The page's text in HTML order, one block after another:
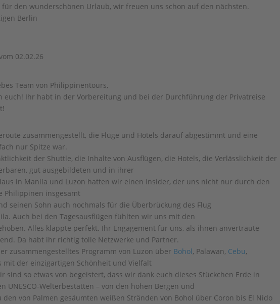
den wunderschönen Urlaub, wir freuen uns schon auf den nächsten.
Berlin
02.02.26
Team von Philippinentours,
euch! Ihr habt in der Vorbereitung und bei der Durchführung der Privatreise
zusammengestellt, die Flüge und Hotels darauf abgestimmt und eine
nur Spitze war.
der Shuttle, die Inhalte von Ausflügen, die Hotels, die Verlässlichkeit der
gut ausgebildeten und in ihrer
in Manila und Luzon hatten wir einen Insider, der uns nicht nur durch den
Philippinen insgesamt
seinen Sohn auch nochmals für die Überbrückung des Flug
Auch bei den Tagesausflügen fühlten wir uns mit den
Alles klappte perfekt. Ihr Engagement für uns, als ihnen anvertraute
Da habt ihr richtig tolle Netzwerke und Partner.
zusammengestelltes Programm von Luzon über Bohol, Palawan, Cebu,
mit der einzigartigen Schönheit und Vielfalt
sind so etwas von begeistert, dass wir dank euch dieses Stückchen Erde in
UNESCO-Welterbestätten – von den hohen Bergen und
von Palmen gesäumten weißen Stränden von Bohol über Coron bis El Nido